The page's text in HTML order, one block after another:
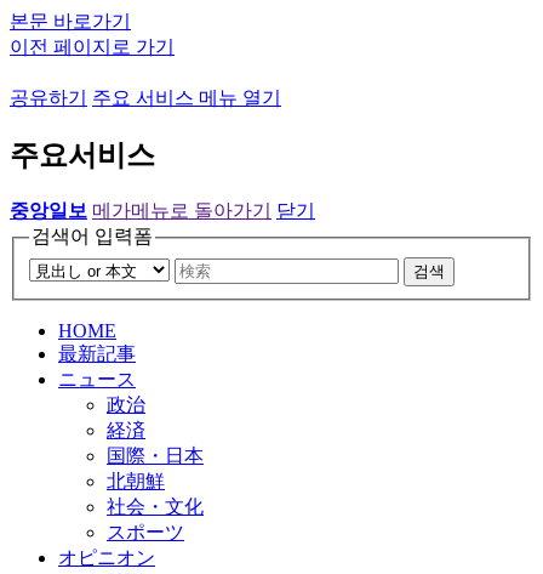
본문 바로가기
이전 페이지로 가기
공유하기 주요 서비스 메뉴 열기
주요서비스
중앙일보 메가메뉴로 돌아가기
닫기
검색어 입력폼
검색
HOME
最新記事
ニュース
政治
経済
国際・日本
北朝鮮
社会・文化
スポーツ
オピニオン